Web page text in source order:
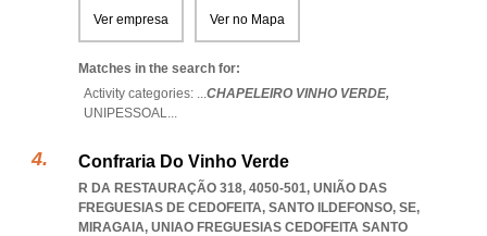
Ver empresa Ver no Mapa
Matches in the search for:
Activity categories: ...CHAPELEIRO VINHO VERDE,
UNIPESSOAL...
Confraria Do Vinho Verde
R DA RESTAURAÇÃO 318, 4050-501, UNIÃO DAS
FREGUESIAS DE CEDOFEITA, SANTO ILDEFONSO, SE,
MIRAGAIA, UNIAO FREGUESIAS CEDOFEITA SANTO